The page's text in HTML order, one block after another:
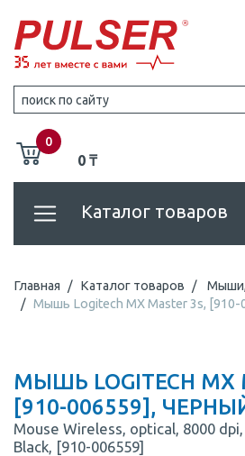
0
0 ₸
Каталог товаров
Главная Каталог товаров
Мыши,
Мышь Logitech MX Master 3s, [910-
МЫШЬ LOGITECH MX
[910-006559],
Mouse Wireless, optical, 8000 dpi,
Black, [910-006559]